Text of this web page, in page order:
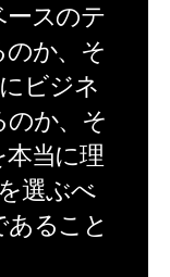
スのテ
か、そ
ビジネ
か、そ
当に理
選ぶべ
ること